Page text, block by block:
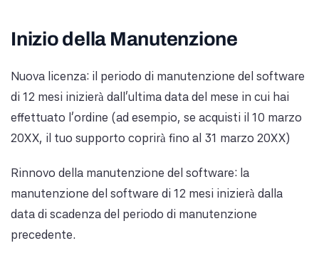
Inizio della Manutenzione
Nuova licenza: il periodo di manutenzione del software
di 12 mesi inizierà dall'ultima data del mese in cui hai
effettuato l'ordine (ad esempio, se acquisti il 10 marzo
20XX, il tuo supporto coprirà fino al 31 marzo 20XX)
Rinnovo della manutenzione del software: la
manutenzione del software di 12 mesi inizierà dalla
data di scadenza del periodo di manutenzione
precedente.